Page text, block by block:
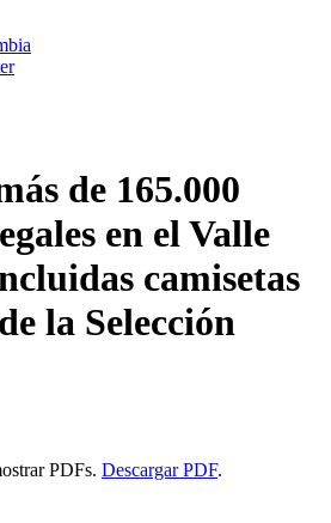
de 165.000
en el Valle
camisetas
la Selección
PDFs. Descargar PDF.